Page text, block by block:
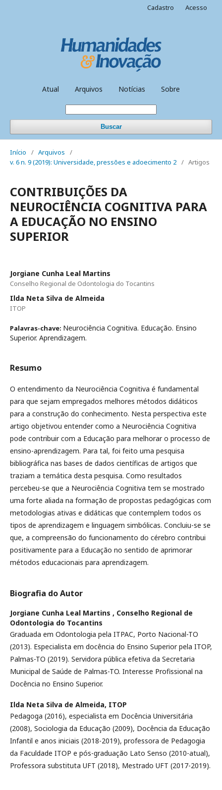
Atual Arquivos Notícias Sobre
Buscar
Cadastro Acesso
Início / Arquivos
/
v. 6 n. 9 (2019): Universidade, pressões e adoecimento 2 / Artigos
CONTRIBUIÇÕES DA
NEUROCIÊNCIA COGNITIVA PARA
A EDUCAÇÃO NO ENSINO
SUPERIOR
Jorgiane Cunha Leal Martins
Conselho Regional de Odontologia do Tocantins
Ilda Neta Silva de Almeida
ITOP
Palavras-chave: Neurociência Cognitiva. Educação. Ensino
Superior. Aprendizagem.
Resumo
O entendimento da Neurociência Cognitiva é fundamental
para que sejam empregados melhores métodos didáticos
para a construção do conhecimento. Nesta perspectiva este
artigo objetivou entender como a Neurociência Cognitiva
pode contribuir com a Educação para melhorar o processo de
ensino-aprendizagem. Para tal, foi feito uma pesquisa
bibliográfica nas bases de dados científicas de artigos que
traziam a temática desta pesquisa. Como resultados
percebeu-se que a Neurociência Cognitiva tem se mostrado
uma forte aliada na formação de propostas pedagógicas com
metodologias ativas e didáticas que contemplem todos os
tipos de aprendizagem e linguagem simbólicas. Concluiu-se se
que, a compreensão do funcionamento do cérebro contribui
positivamente para a Educação no sentido de aprimorar
métodos educacionais para aprendizagem.
Biografia do Autor
Jorgiane Cunha Leal Martins , Conselho Regional de
Odontologia do Tocantins
Graduada em Odontologia pela ITPAC, Porto Nacional-TO
(2013). Especialista em docência do Ensino Superior pela ITOP,
Palmas-TO (2019). Servidora pública efetiva da Secretaria
Municipal de Saúde de Palmas-TO. Interesse Profissional na
Docência no Ensino Superior.
Ilda Neta Silva de Almeida, ITOP
Pedagoga (2016), especialista em Docência Universitária
(2008), Sociologia da Educação (2009), Docência da Educação
Infantil e anos iniciais (2018-2019), professora de Pedagogia
da Faculdade ITOP e pós-graduação Lato Senso (2010-atual),
Professora substituta UFT (2018), Mestrado UFT (2017-2019).